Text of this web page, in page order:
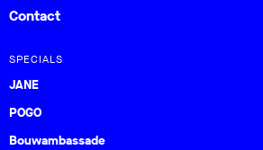
Contact
SPECIALS
JANE
POGO
Bouwambassade